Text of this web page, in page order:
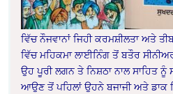
ਵਿੱਚ ਨੌਜਵਾਨਾਂ ਜਿਹੀ ਕਰਮਸ਼ੀਲਤਾ ਅਤੇ
ਵਿੱਚ ਮਹਿਕਮਾ ਲਾਈਨਿੰਗ ਤੋਂ ਬਤੌਰ
ਉਹ ਪੂਰੀ ਲਗਨ ਤੇ ਨਿਸ਼ਠਾ ਨਾਲ ਸਾਹਿਤ
ਆਉਣ ਤੋਂ ਪਹਿਲਾਂ ਉਹਨੇ ਬਜਾਜੀ ਅਤੇ ਡਾਕ